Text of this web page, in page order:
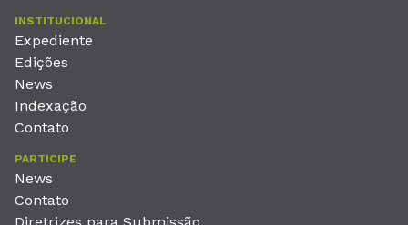
INSTITUCIONAL
Expediente
Edições
News
Indexação
Contato
PARTICIPE
News
Contato